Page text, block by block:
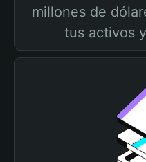
millones de
tus activos